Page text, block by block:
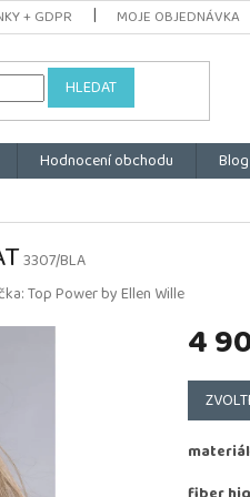
+ GDPR MOJE OBJEDNÁVKA
HLEDAT
Hodnocení obchodu Blog
3307/BLA
Top Power by Ellen Wille
4
Měrná
cena: